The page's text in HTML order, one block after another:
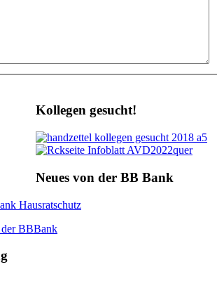
Kollegen gesucht!
Neues von der BB Bank
Hausratschutz
BBBank